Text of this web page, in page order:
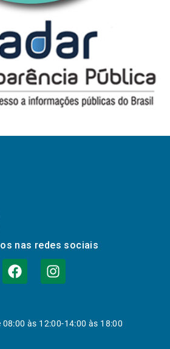
nas redes sociais
08:00 às 12:00-14:00 às 18:00